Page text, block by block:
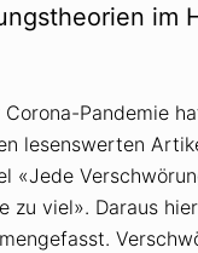
im
Pandemie
lesenswerten
«Jede
zu viel». Daraus